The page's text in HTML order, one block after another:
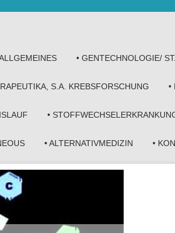
• GENTECHNOLOGIE/
S.A. KREBSFORSCHUNG •
•
• ALTERNATIVMEDIZIN •